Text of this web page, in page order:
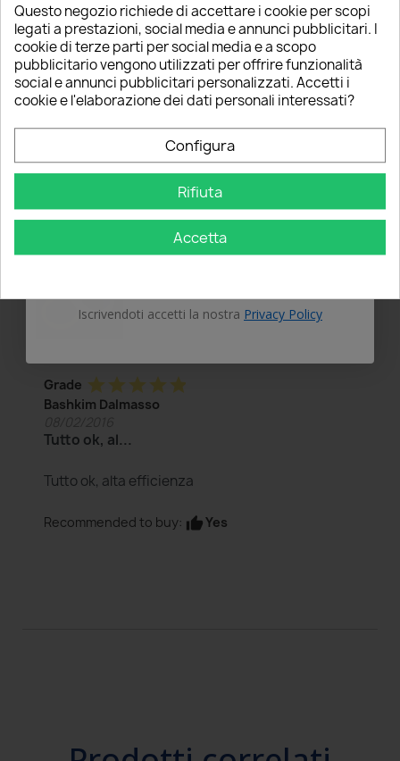
24/05/2017
Ottimo Prodo...
Ottimo Prodotto. Veramente ben fatto e anche
molto potente. Assistenza fantastica ti
aiutano per qualsiasi problema o domanda.
Recommended to buy: thumb_up Yes
Grade star star star star star
Bashkim Dalmasso
Tutto ok, al...
Tutto ok, alta efficienza
Recommended to buy: thumb_upYes
Questo negozio richiede di accettare i cookie per scopi
legati a prestazioni, social media e annunci pubblicitari. I
cookie di terze parti per social media e a scopo
pubblicitario vengono utilizzati per offrire funzionalità
social e annunci pubblicitari personalizzati. Accetti i
cookie e l'elaborazione dei dati personali interessati?
Configura
Rifiuta
Accetta
5% PER TE!
Inserisci la tua email qui sotto per ricevere il
5% DI SCONTOsul tuo primo ordine!
Nome
OTTIENI IL 5%
Iscrivendoti accetti la nostra Privacy Policy